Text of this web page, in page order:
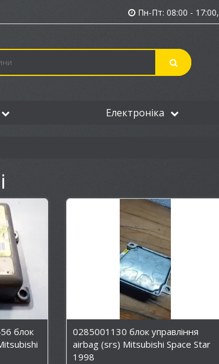
Пн-Пт: 08:00 - 17:00,
Електроніка
блок
0285001130 блок управління
airbag (srs) Mitsubishi Space Star
1998